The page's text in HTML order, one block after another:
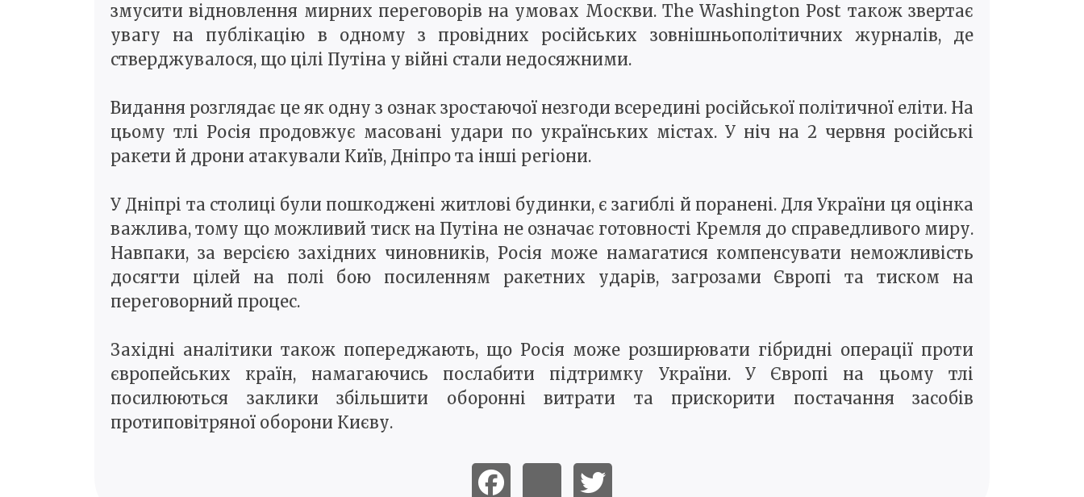
змусити відновлення мирних переговорів на умовах Москви. The Washington Post також звертає
увагу на публікацію в одному з провідних російських зовнішньополітичних журналів, де
стверджувалося, що цілі Путіна у війні стали недосяжними.
Видання розглядає це як одну з ознак зростаючої незгоди всередині російської політичної еліти. На
цьому тлі Росія продовжує масовані удари по українських містах. У ніч на 2 червня російські
ракети й дрони атакували Київ, Дніпро та інші регіони.
У Дніпрі та столиці були пошкоджені житлові будинки, є загиблі й поранені. Для України ця оцінка
важлива, тому що можливий тиск на Путіна не означає готовності Кремля до справедливого миру.
Навпаки, за версією західних чиновників, Росія може намагатися компенсувати неможливість
досягти цілей на полі бою посиленням ракетних ударів, загрозами Європі та тиском на
переговорний процес.
Західні аналітики також попереджають, що Росія може розширювати гібридні операції проти
європейських країн, намагаючись послабити підтримку України. У Європі на цьому тлі
посилюються заклики збільшити оборонні витрати та прискорити постачання засобів
протиповітряної оборони Києву.